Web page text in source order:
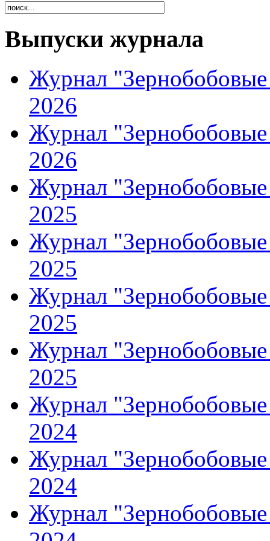
Выпуски журнала
Журнал
2026
Журнал
2026
Журнал
2025
Журнал
2025
Журнал
2025
Журнал
2025
Журнал
2024
Журнал
2024
Журнал